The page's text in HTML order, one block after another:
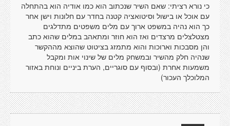
כי נורא רציתי: שאם השיר שנכתוב הוא כמו אודיה הוא בהתחלה
עם אוכל או בישול וסיטואציה קטנה בחדר עם חלונות וישן אחר
כך הוא נהיה במשפט ארוך עם מלים משפטים מתדלגים
מצטלצלים מרצדים ואז הוא חוזר ומתאהב במלים שהוא כתב
והן מסבכות וארוכות והוא מתמזג בציטוט שהוצא מההקשר
שנהיה חלק מהשיר ובמשחק מלים של שינוי אות ומקבל
משמעות אחרת (ובסוף עם סוגריים, הערת ביניים ונוחת באזור
המלוכלך העכור)